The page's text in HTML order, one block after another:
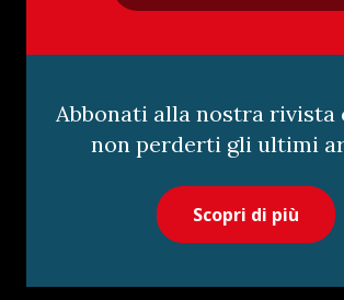
Abbonati alla nostra rivista
non perderti gli ultimi
Scopri di più